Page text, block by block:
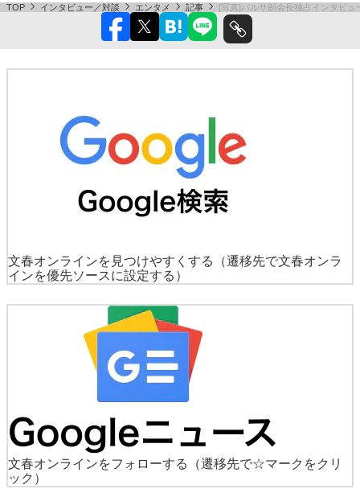
TOP インタビュー／対談 エンタメ 記事 [写真]バルサ副会長独占インタビ
文春オンラインを見つけやすくする
（遷移先で文春オンラ
インを優先ソースに設定する）
文春オンラインをフォローする
（遷移先で☆マークをクリ
ック）